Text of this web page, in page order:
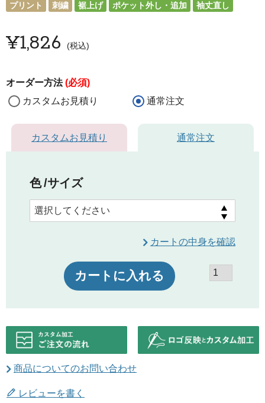
プリント 刺繍 裾上げ ポケット外し・追加 袖丈直し
¥1,826 税込
オーダー方法(必須)
カスタムお見積り
通常注文
カスタムお見積り 通常注文
色 サイズ
カートの中身を確認
カートに入れる
商品についてのお問い合わせ
レビューを書く